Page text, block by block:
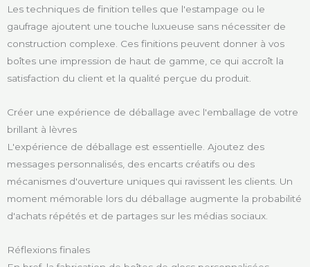
Les techniques de finition telles que l'estampage ou le
gaufrage ajoutent une touche luxueuse sans nécessiter de
construction complexe. Ces finitions peuvent donner à vos
boîtes une impression de haut de gamme, ce qui accroît la
satisfaction du client et la qualité perçue du produit.
Créer une expérience de déballage avec l'emballage de votre
brillant à lèvres
L'expérience de déballage est essentielle. Ajoutez des
messages personnalisés, des encarts créatifs ou des
mécanismes d'ouverture uniques qui ravissent les clients. Un
moment mémorable lors du déballage augmente la probabilité
d'achats répétés et de partages sur les médias sociaux.
Réflexions finales